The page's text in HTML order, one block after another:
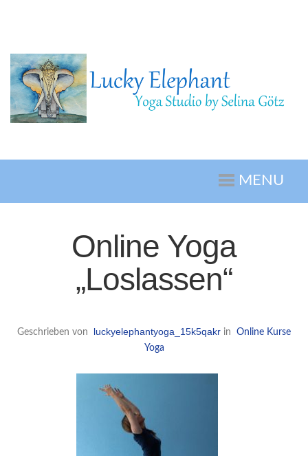
MENU
Online Yoga
„Loslassen“
Geschrieben von luckyelephantyoga_15k5qakr in
Online Kurse
Yoga